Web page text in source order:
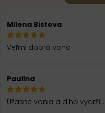
Milena Bistova
Veľmi dobrá vona
Paulina
Úžasne vonia a dlho vydrží .